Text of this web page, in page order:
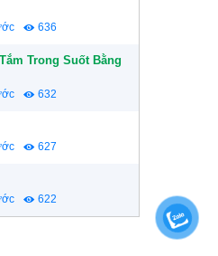
636
Trong Suốt Bằng
632
627
622